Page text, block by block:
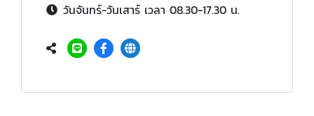
วันจันทร์-วันเสาร์ เวลา 08.30-17.30 น.